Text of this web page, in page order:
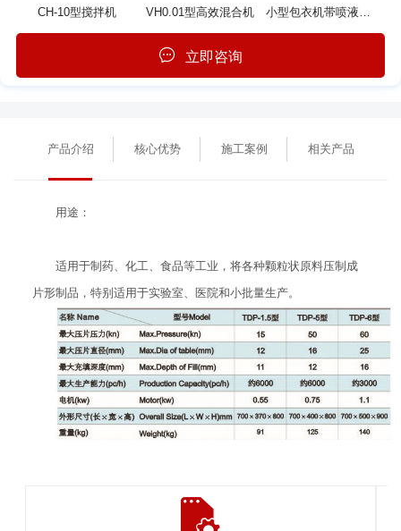
CH-10型搅拌机 VH0.01型高效混合机
立即咨询
产品介绍 核心优势 施工案例 相关产品
用途：
适用于制药、化工、食品等工业，将各种颗粒状原料压制成
片形制品，特别适用于实验室、医院和小批量生产。